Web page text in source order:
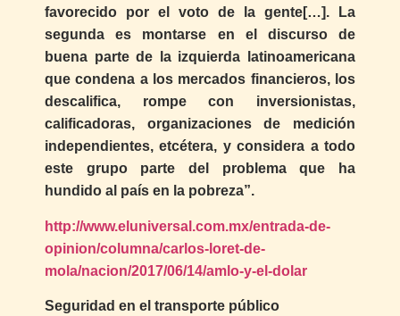
favorecido por el voto de la gente[…]. La
segunda es montarse en el discurso de
buena parte de la izquierda latinoamericana
que condena a los mercados financieros, los
descalifica, rompe con inversionistas,
calificadoras, organizaciones de medición
independientes, etcétera, y considera a todo
este grupo parte del problema que ha
hundido al país en la pobreza”.
http://www.eluniversal.com.mx/entrada-de-
opinion/columna/carlos-loret-de-
mola/nacion/2017/06/14/amlo-y-el-dolar
Seguridad en el transporte público